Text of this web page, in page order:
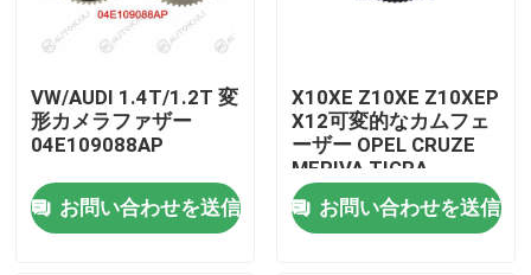
連絡 ください
ニュース
VW/AUDI 1.4T/1.2T 変
形カメラファザー
04E109088AP
お問い合わせを送信
X10XE Z10XE Z10XEP
X12可変的なカムフェ
ーザー OPEL CRUZE
MERIVA TIGRA
55562222
お問い合わせを送信